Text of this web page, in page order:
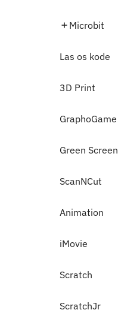
Microbit
Las os kode
3D Print
GraphoGame
Green Screen
ScanNCut
Animation
iMovie
Scratch
ScratchJr